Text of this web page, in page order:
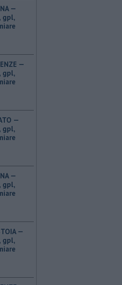
—
gpl,
—
gpl,
—
gpl,
—
gpl,
—
gpl,